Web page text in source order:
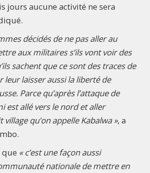
jours aucune activité ne sera
décidés de ne pas aller au
aux militaires s’ils vont voir des
sachent que ce sont des traces de
leur laisser aussi la liberté de
Parce qu’après l’attaque de
est allé vers le nord et aller
qu’on appelle Kabalwa », a
que « c’est une façon aussi
nationale de mettre en